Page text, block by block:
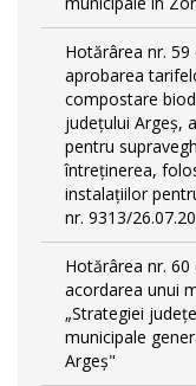
Hotărârea nr.
aprobarea
compostare
județului Argeș,
pentru
întreținerea,
instalațiilor
nr. 9313/
Hotărârea nr.
acordarea unui
„Strategiei
municipale
Argeș"